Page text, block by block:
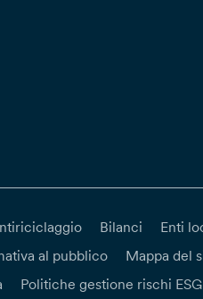
Bilanci
Enti
al pubblico Mappa del
Politiche gestione rischi ESG